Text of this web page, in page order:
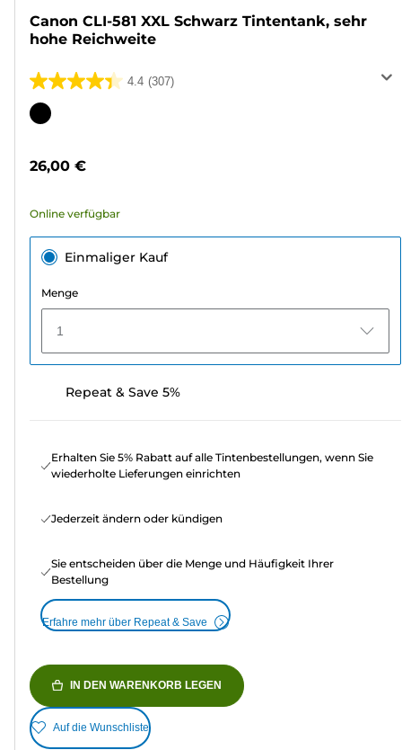
Canon CLI-581 XXL Schwarz Tintentank, sehr
hohe Reichweite
4.4 (307)
4.4
von
307
Farbpatrone
26,00 €
Online verfügbar
Einmaliger Kauf
Menge
1
Repeat & Save 5%
Erhalten Sie 5% Rabatt auf alle Tintenbestellungen, wenn Sie
wiederholte Lieferungen einrichten
Jederzeit ändern oder kündigen
Sie entscheiden über die Menge und Häufigkeit Ihrer
Bestellung
Erfahre mehr über Repeat & Save
IN DEN WARENKORB LEGEN
Auf die Wunschliste